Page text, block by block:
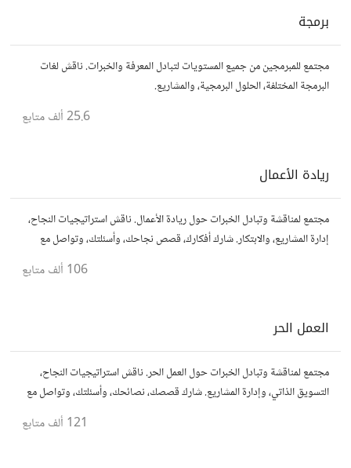
برمجة
مجتمع للمبرمجين من جميع المستويات لتبادل المعرفة والخبرات. ناقش لغات
البرمجة المختلفة، الحلول البرمجية، والمشاريع.
25.6 ألف متابع
ريادة الأعمال
مجتمع لمناقشة وتبادل الخبرات حول ريادة الأعمال. ناقش استراتيجيات النجاح،
إدارة المشاريع، والابتكار. شارك أفكارك، قصص نجاحك، وأسئلتك، وتواصل مع
106 ألف متابع
العمل الحر
مجتمع لمناقشة وتبادل الخبرات حول العمل الحر. ناقش استراتيجيات النجاح،
التسويق الذاتي، وإدارة المشاريع. شارك قصصك، نصائحك، وأسئلتك، وتواصل مع
121 ألف متابع